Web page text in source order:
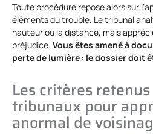
Toute procédure repose alors sur
éléments du trouble. Le tribunal
hauteur ou la distance, mais
préjudice. Vous êtes amené à
perte de lumière : le dossier doit
Les critères
tribunaux pour
anormal de